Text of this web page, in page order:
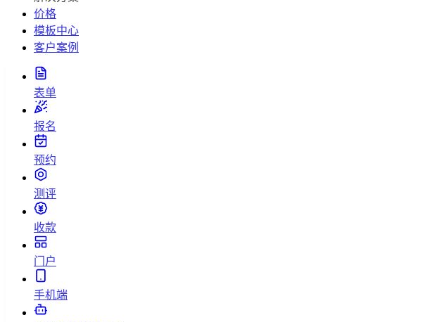
价格
模板中心
客户案例
表单
报名
预约
测评
收款
门户
手机端